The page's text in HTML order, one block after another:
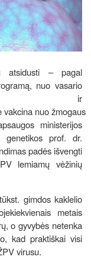
atsidusti – pagal
nuo vasario
ir
vakcina nuo žmogaus
ministerijos
genetikos prof. dr.
padės išvengti
lemiamų vėžinių
gimdos kaklelio
metais
o gyvybės netenka
kad praktiškai visi
virusu.